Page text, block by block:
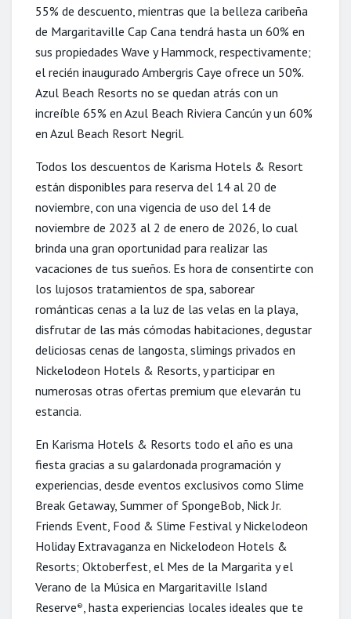
55% de descuento, mientras que la belleza caribeña
de Margaritaville Cap Cana tendrá hasta un 60% en
sus propiedades Wave y Hammock, respectivamente;
el recién inaugurado Ambergris Caye ofrece un 50%.
Azul Beach Resorts no se quedan atrás con un
increíble 65% en Azul Beach Riviera Cancún y un 60%
en Azul Beach Resort Negril.
Todos los descuentos de Karisma Hotels & Resort
están disponibles para reserva del 14 al 20 de
noviembre, con una vigencia de uso del 14 de
noviembre de 2023 al 2 de enero de 2026, lo cual
brinda una gran oportunidad para realizar las
vacaciones de tus sueños. Es hora de consentirte con
los lujosos tratamientos de spa, saborear
románticas cenas a la luz de las velas en la playa,
disfrutar de las más cómodas habitaciones, degustar
deliciosas cenas de langosta, slimings privados en
Nickelodeon Hotels & Resorts, y participar en
numerosas otras ofertas premium que elevarán tu
estancia.
En Karisma Hotels & Resorts todo el año es una
fiesta gracias a su galardonada programación y
experiencias, desde eventos exclusivos como Slime
Break Getaway, Summer of SpongeBob, Nick Jr.
Friends Event, Food & Slime Festival y Nickelodeon
Holiday Extravaganza en Nickelodeon Hotels &
Resorts; Oktoberfest, el Mes de la Margarita y el
Verano de la Música en Margaritaville Island
Reserve®, hasta experiencias locales ideales que te